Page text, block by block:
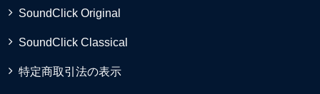
SoundClick Original
SoundClick Classical
特定商取引法の表示